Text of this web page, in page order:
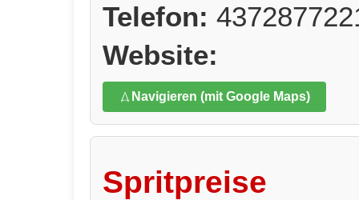
Telefon:
Website:
Navigieren (mit Google Maps)
Spritpreise